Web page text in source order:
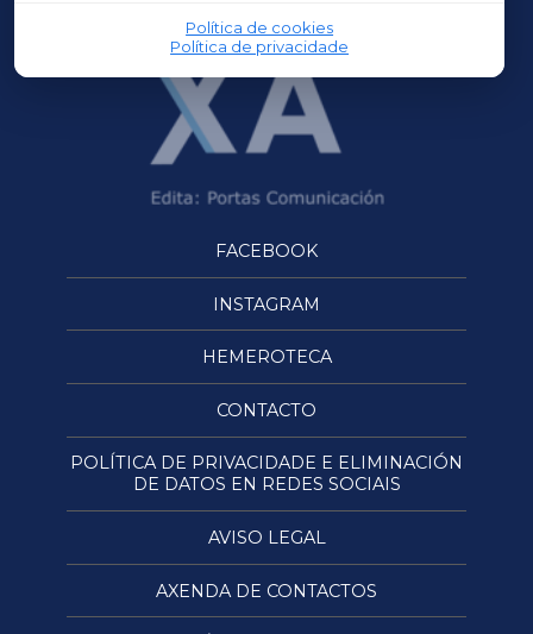
Política de cookies
Política de privacidade
FACEBOOK
INSTAGRAM
HEMEROTECA
CONTACTO
POLÍTICA DE PRIVACIDADE E ELIMINACIÓN
DE DATOS EN REDES SOCIAIS
AVISO LEGAL
AXENDA DE CONTACTOS